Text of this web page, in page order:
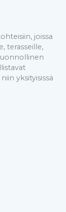
joissa
terasseille,
yksityisissä